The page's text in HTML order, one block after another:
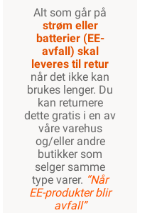
Alt som går på
strøm eller
batterier (EE-
avfall) skal
leveres til retur
når det ikke kan
brukes lenger. Du
kan returnere
dette gratis i en av
våre varehus
og/eller andre
butikker som
selger samme
type varer. “Når
EE-produkter blir
avfall”